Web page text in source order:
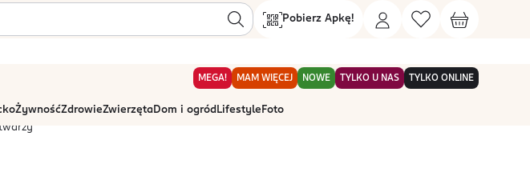
Pobierz Apkę!
MEGA! MAM WIĘCEJ NOWE TYLKO U NAS TYLKO ONLINE
ŻywnośćZdrowieZwierzętaDom i ogród Lifestyle Foto